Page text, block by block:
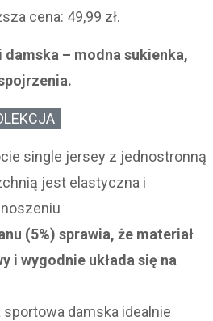
49,99 zł.
cena: 49,99 zł.
damska – modna sukienka,
single jersey z jednostronną
jest elastyczna i
(5%) sprawia, że materiał
i wygodnie układa się na
sportowa damska idealnie